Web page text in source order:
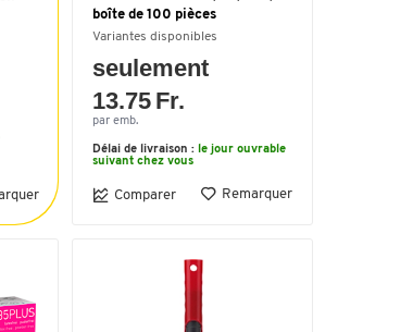
boîte de 100 pièces
Variantes disponibles
seulement
13.75 Fr.
par emb.
Délai de livraison : le jour ouvrable
suivant chez vous
Comparer Remarquer